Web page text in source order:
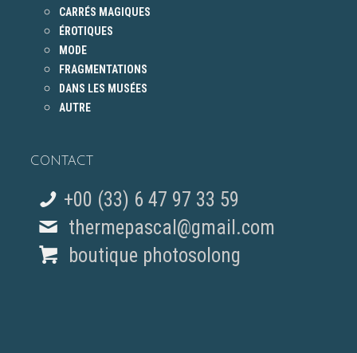
CARRÉS MAGIQUES
ÉROTIQUES
MODE
FRAGMENTATIONS
DANS LES MUSÉES
AUTRE
CONTACT
+00 (33) 6 47 97 33 59
thermepascal@gmail.com
boutique photosolong